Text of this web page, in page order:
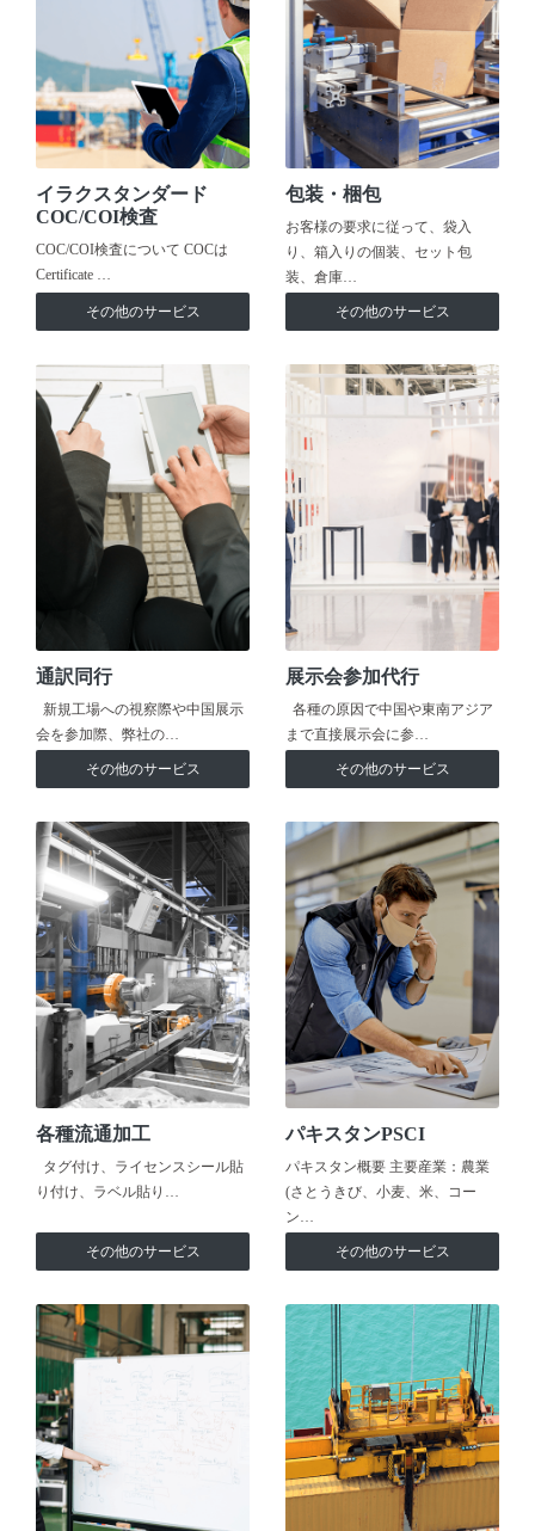
イラクスタンダード
COC/COI検査
COC/COI検査について COCは
Certificate …
その他のサービス
包装・梱包
お客様の要求に従って、袋入
り、箱入りの個装、セット包
装、倉庫…
その他のサービス
通訳同行
新規工場への視察際や中国展示
会を参加際、弊社の…
その他のサービス
展示会参加代行
各種の原因で中国や東南アジア
まで直接展示会に参…
その他のサービス
各種流通加工
タグ付け、ライセンスシール貼
り付け、ラベル貼り…
その他のサービス
パキスタンPSCI
パキスタン概要 主要産業：農業
(さとうきび、小麦、米、コー
ン…
その他のサービス